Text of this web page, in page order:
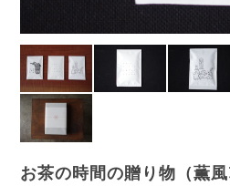
お茶の時間の贈り物（薫